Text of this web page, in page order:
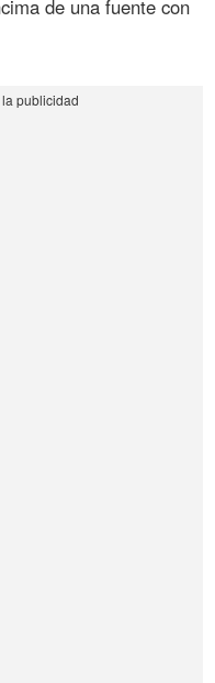
de una fuente con